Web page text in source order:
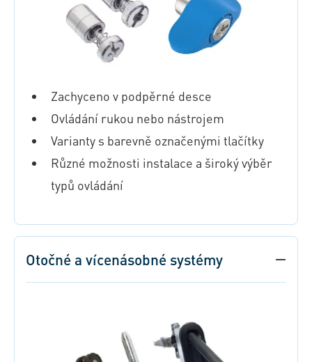
Zachyceno v podpěrné desce
Ovládání rukou nebo nástrojem
Varianty s barevně označenými tlačítky
Různé možnosti instalace a široký výběr
typů ovládání
Otočné a vícenásobné systémy